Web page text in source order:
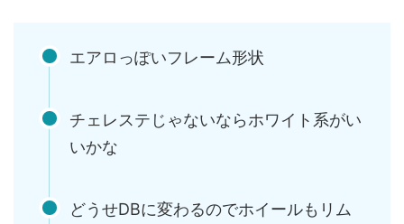
エアロっぽいフレーム形状
チェレステじゃないならホワイト系がい
いかな
どうせDBに変わるのでホイールもリム